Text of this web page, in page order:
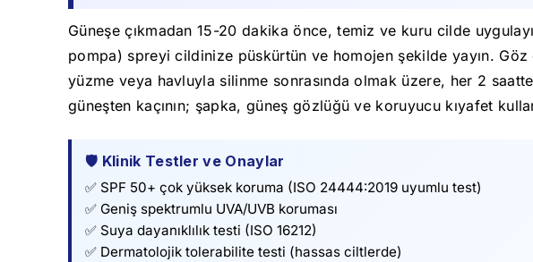
Güneşe çıkmadan 15-20 dakika önce, temiz ve kuru cilde
pompa) spreyi cildinize püskürtün ve homojen şekilde yayın. Göz
yüzme veya havluyla silinme sonrasında olmak üzere, her 2
güneşten kaçının; şapka, güneş gözlüğü ve koruyucu kıyafet
🛡️ Klinik Testler ve Onaylar
✅ SPF 50+ çok yüksek koruma (ISO 24444:2019 uyumlu test)
✅ Geniş spektrumlu UVA/UVB koruması
✅ Suya dayanıklılık testi (ISO 16212)
✅ Dermatolojik tolerabilite testi (hassas ciltlerde)